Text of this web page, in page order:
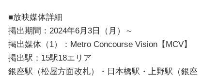
■放映媒体詳細
掲出期間：2024年6月3日（月）～
掲出媒体（1）：Metro Concourse Vision【MCV】
掲出駅：15駅18エリア
銀座駅（松屋方面改札）・日本橋駅・上野駅（銀座